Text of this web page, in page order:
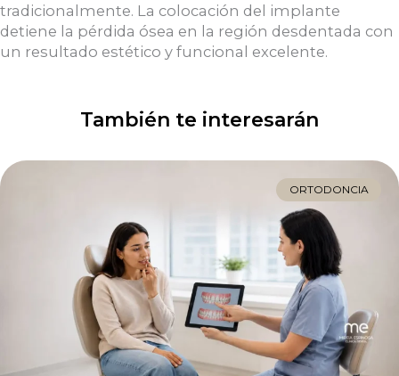
tradicionalmente. La colocación del implante
detiene la pérdida ósea en la región desdentada con
un resultado estético y funcional excelente.
También te interesarán
ORTODONCIA